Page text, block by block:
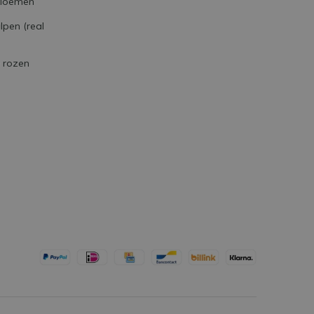
Snelle verzending en uiterst goed verpakt, het
Lilian - 14-12-2022 08:53
(real
rozen